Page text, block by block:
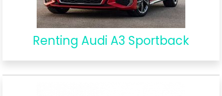
Renting Audi A3 Sportback